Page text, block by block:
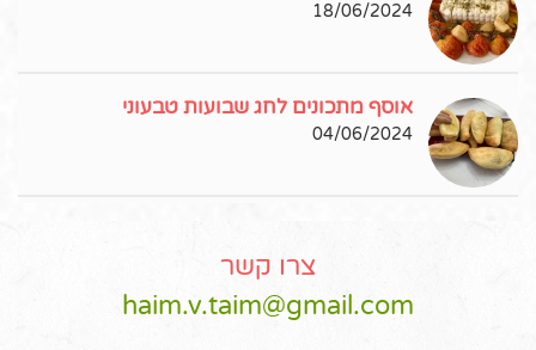
18/06/2024
אוסף מתכונים לחג שבועות טבעוני
04/06/2024
צרו קשר
haim.v.taim@gmail.com